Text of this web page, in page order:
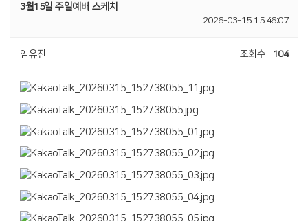
3월15일 주일예배 스케치
2026-03-15 15:46:07
임유진 조회수 104